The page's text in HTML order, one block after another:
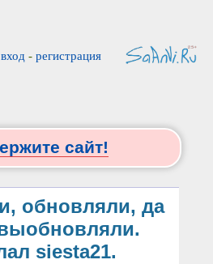
вход - регистрация
сайт!
обновляли, да
siesta21.